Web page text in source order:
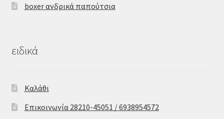
boxer ανδρικά παπούτσια
ειδικά
Καλάθι
Επικοινωνία 28210-45051 / 6938954572